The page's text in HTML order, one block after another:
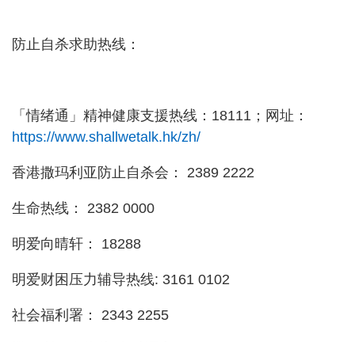
防止自杀求助热线：
「情绪通」精神健康支援热线：18111；网址：
https://www.shallwetalk.hk/zh/
香港撒玛利亚防止自杀会： 2389 2222
生命热线： 2382 0000
明爱向晴轩： 18288
明爱财困压力辅导热线: 3161 0102
社会福利署： 2343 2255